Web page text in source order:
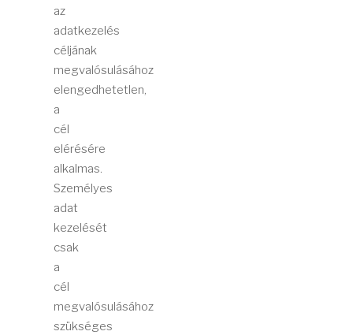
az
adatkezelés
céljának
megvalósulásához
elengedhetetlen,
a
cél
elérésére
alkalmas.
Személyes
adat
kezelését
csak
a
cél
megvalósulásához
szükséges